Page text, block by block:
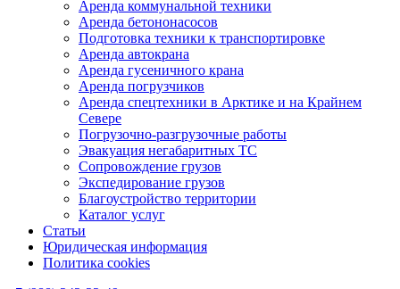
Аренда коммунальной техники
Аренда бетононасосов
Подготовка техники к транспортировке
Аренда автокрана
Аренда гусеничного крана
Аренда погрузчиков
Аренда спецтехники в Арктике и на Крайнем
Севере
Погрузочно-разгрузочные работы
Эвакуация негабаритных ТС
Сопровождение грузов
Экспедирование грузов
Благоустройство территории
Каталог услуг
Статьи
Юридическая информация
Политика cookies